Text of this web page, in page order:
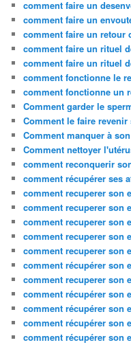
comment faire un
comment faire un
comment faire un retour
comment faire un rituel
comment faire un rituel
comment fonctionne le
comment fonctionne un
Comment garder le
Comment le faire
Comment manquer à
Comment nettoyer
comment reconquerir
comment récupérer ses
comment recuperer son
comment recuperer son
comment recuperer son
comment recuperer son
comment recuperer son
comment récupérer son
comment recuperer son
comment récupérer son
comment récupérer son
comment récupérer son
comment récupérer son